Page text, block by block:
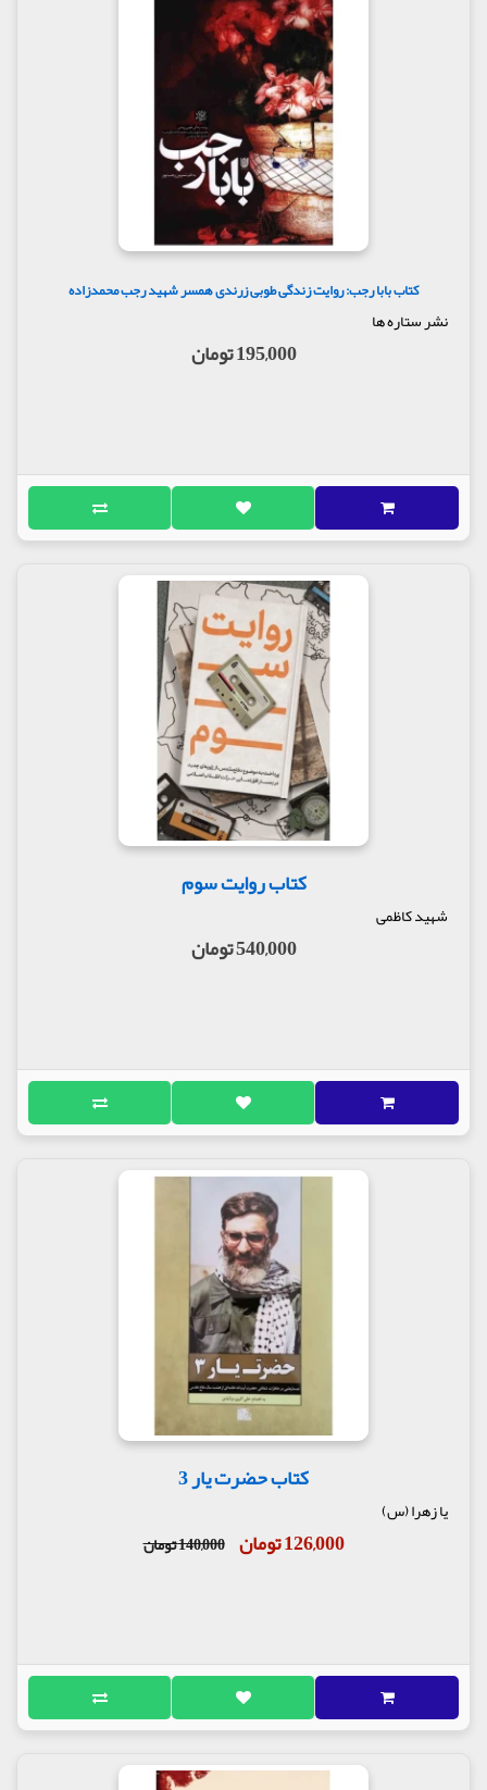
کتاب بابا رجب: روایت زندگی طوبی زرندی همسر شهید رجب محمدزاده
نشر ستاره ها
195,000 تومان
کتاب روایت سوم
شهید کاظمی
540,000 تومان
کتاب حضرت یار 3
یا زهرا (س)
126,000 تومان 140,000 تومان